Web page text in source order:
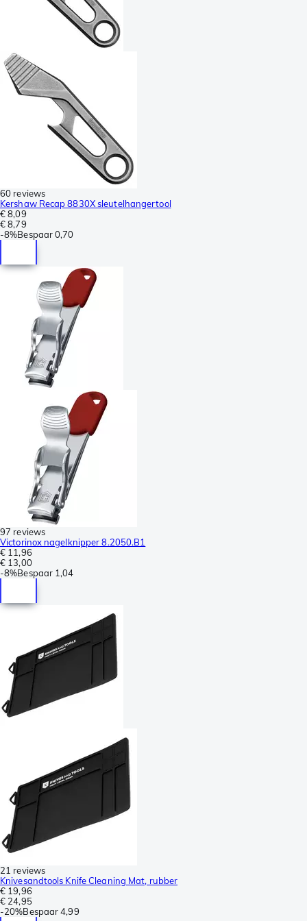
60 reviews
Kershaw Recap 8830X sleutelhangertool
€ 8,09
€ 8,79
-8%Bespaar0,70
97 reviews
Victorinox nagelknipper 8.2050.B1
€ 11,96
€ 13,00
-8%Bespaar 1,04
21 reviews
Knivesandtools Knife Cleaning Mat, rubber
€ 19,96
€ 24,95
-20%Bespaar 4,99